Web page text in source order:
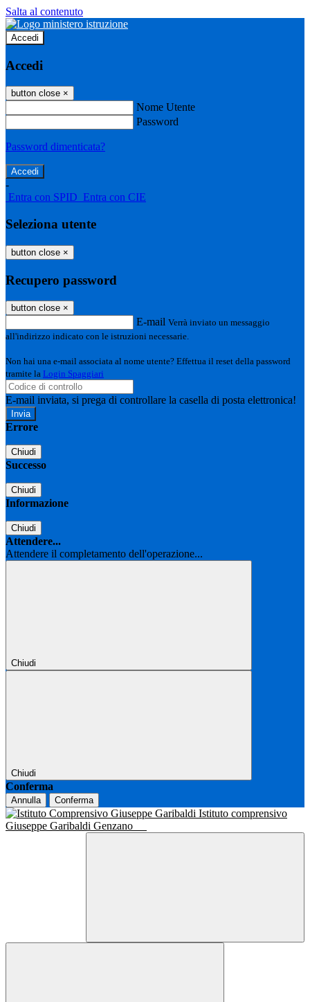
Salta al contenuto
Accedi
Accedi
button close ×
Nome Utente
Password
Password dimenticata?
-
Entra con SPID Entra con CIE
Seleziona utente
button close ×
Recupero password
button close ×
E-mail Verrà inviato un messaggio
all'indirizzo indicato con le istruzioni necessarie.
Non hai una e-mail associata al nome utente? Effettua il reset della password
tramite la Login Spaggiari
E-mail inviata, si prega di controllare la casella di posta elettronica!
Errore
Chiudi
Successo
Chiudi
Informazione
Chiudi
Attendere...
Attendere il completamento dell'operazione...
Chiudi
Chiudi
Conferma
Annulla Conferma
Istituto comprensivo
Giuseppe Garibaldi Genzano